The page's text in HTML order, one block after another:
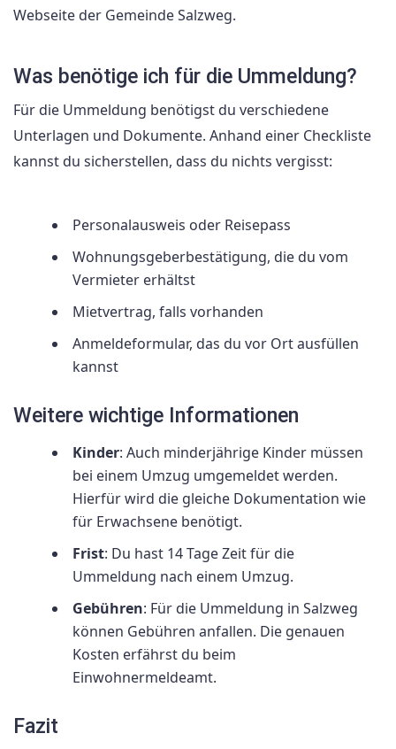
Webseite der Gemeinde Salzweg.
Was benötige ich für die Ummeldung?
Für die Ummeldung benötigst du verschiedene
Unterlagen und Dokumente. Anhand einer Checkliste
kannst du sicherstellen, dass du nichts vergisst:
Personalausweis oder Reisepass
Wohnungsgeberbestätigung, die du vom
Vermieter erhältst
Mietvertrag, falls vorhanden
Anmeldeformular, das du vor Ort ausfüllen
kannst
Weitere wichtige Informationen
Kinder: Auch minderjährige Kinder müssen
bei einem Umzug umgemeldet werden.
Hierfür wird die gleiche Dokumentation wie
für Erwachsene benötigt.
Frist: Du hast 14 Tage Zeit für die
Ummeldung nach einem Umzug.
Gebühren: Für die Ummeldung in Salzweg
können Gebühren anfallen. Die genauen
Kosten erfährst du beim
Einwohnermeldeamt.
Fazit